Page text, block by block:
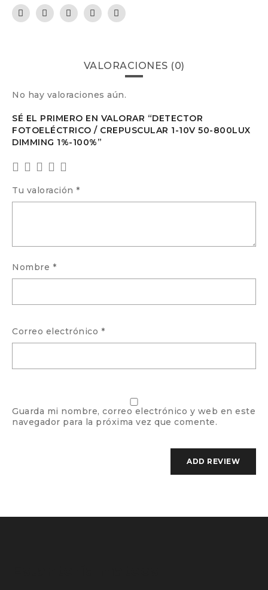
VALORACIONES (0)
No hay valoraciones aún.
SÉ EL PRIMERO EN VALORAR “DETECTOR
FOTOELÉCTRICO / CREPUSCULAR 1-10V 50-800LUX
DIMMING 1%-100%”
Tu valoración *
Nombre *
Correo electrónico *
Guarda mi nombre, correo electrónico y web en este
navegador para la próxima vez que comente.